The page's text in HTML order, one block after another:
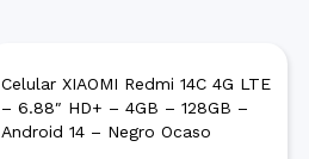
Celular XIAOMI Redmi 14C 4G LTE
– 6.88″ HD+ – 4GB – 128GB –
Android 14 – Negro Ocaso